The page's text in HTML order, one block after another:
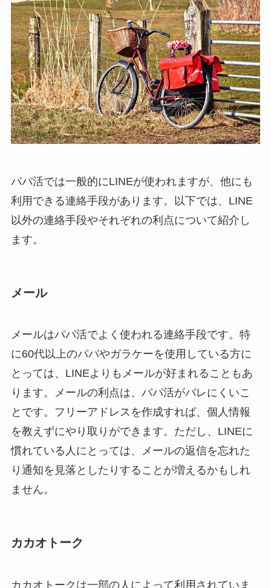
パパ活では一般的にLINEが使われますが、他にも
利用できる連絡手段があります。以下では、LINE
以外の連絡手段やそれぞれの利点について紹介し
ます。
メール
メールはパパ活でよく使われる連絡手段です。特
に60代以上のパパやガラケーを使用している方に
とっては、LINEよりもメールが好まれることもあ
ります。メールの利点は、パパ活がバレにくいこ
とです。フリーアドレスを作成すれば、個人情報
を教えずにやり取りができます。ただし、LINEに
慣れている人にとっては、メールの返信を忘れた
り通知を見落としたりすることが増えるかもしれ
ません。
カカオトーク
カカオトークは一部の人によって利用されていま